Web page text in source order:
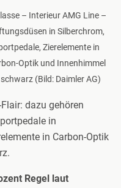
– Interieur AMG Line –
in Silberchrom,
Zierelemente in
Optik und Innenhimmel
(Bild: Daimler AG)
dazu gehören
in
in Carbon-Optik
Regel laut